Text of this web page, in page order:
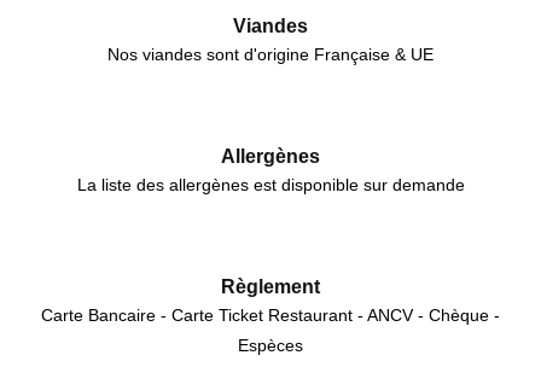
Viandes
Nos viandes sont d'origine Française & UE
Allergènes
La liste des allergènes est disponible sur demande
Règlement
Carte Bancaire - Carte Ticket Restaurant - ANCV - Chèque -
Espèces